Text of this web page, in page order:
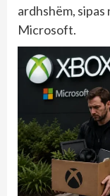
ardhshëm,
Microsoft.